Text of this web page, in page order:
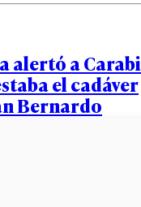
alertó a
el cadáver
Bernardo